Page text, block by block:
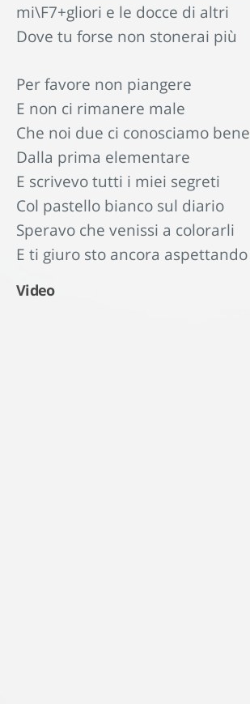
mi\F7+gliori e le docce di altri
Dove tu forse non stonerai più
Per favore non piangere
E non ci rimanere male
Che noi due ci conosciamo bene
Dalla prima elementare
E scrivevo tutti i miei segreti
Col pastello bianco sul diario
Speravo che venissi a colorarli
E ti giuro sto ancora aspettando
Video